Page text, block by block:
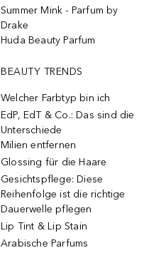
Summer Mink - Parfum by
Drake
Huda Beauty Parfum
BEAUTY TRENDS
Welcher Farbtyp bin ich
EdP, EdT & Co.: Das sind die
Unterschiede
Milien entfernen
Glossing für die Haare
Gesichtspflege: Diese
Reihenfolge ist die richtige
Dauerwelle pflegen
Lip Tint & Lip Stain
Arabische Parfums